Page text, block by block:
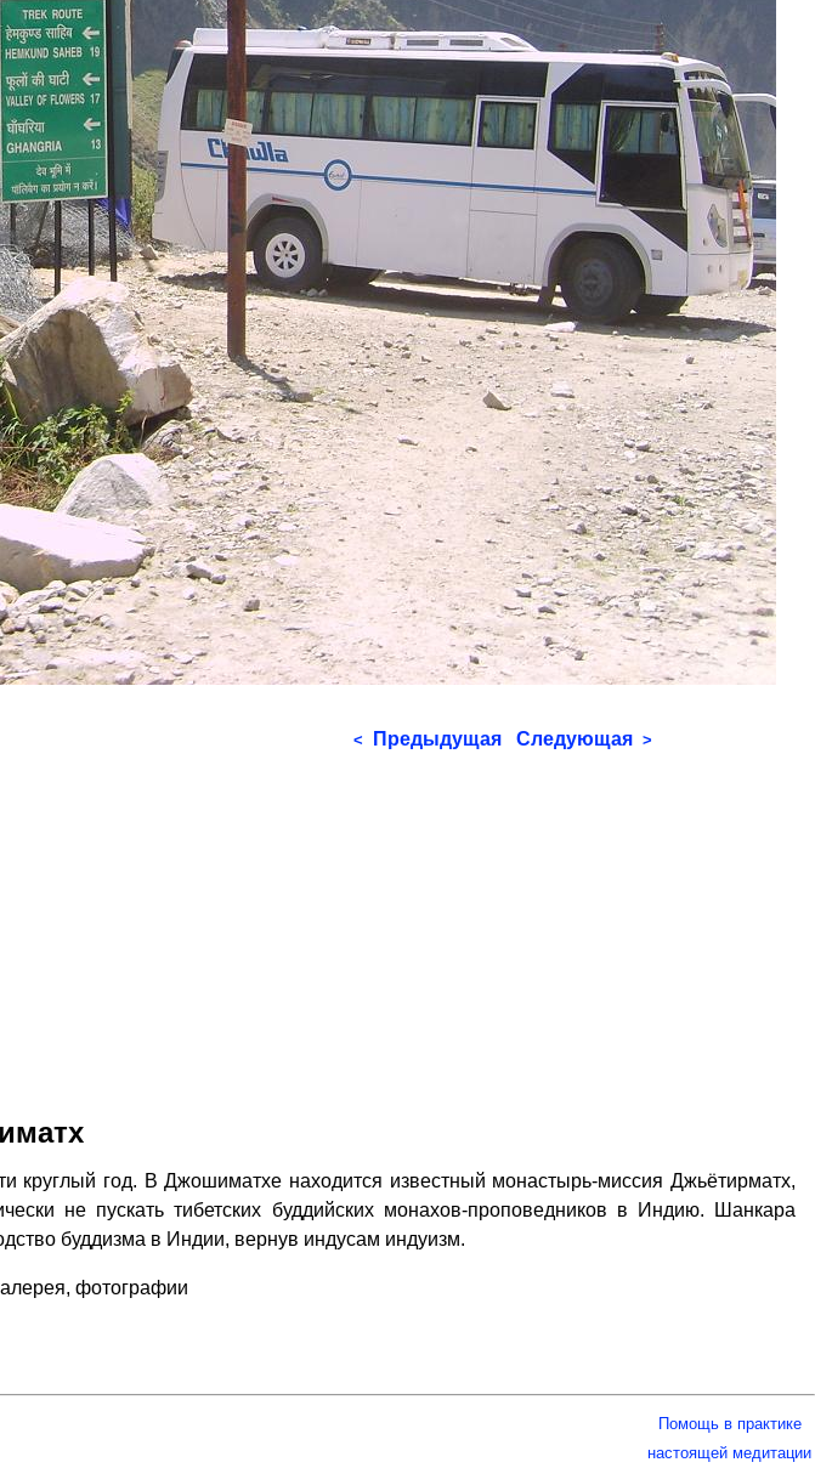
< Предыдущая Следующая >
круглый год. В Джошиматхе находится известный монастырь-миссия Джьётирматх,
не пускать тибетских буддийских монахов-проповедников в Индию. Шанкара
буддизма в Индии, вернув индусам индуизм.
фотографии
Помощь в практике
настоящей медитации